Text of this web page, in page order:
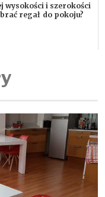
wysokości i szerokości
regał do pokoju?